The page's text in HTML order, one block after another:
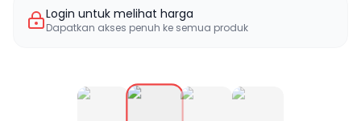
Login untuk melihat harga
Dapatkan akses penuh ke semua produk